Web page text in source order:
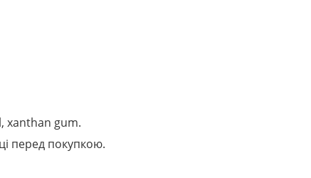
xanthan gum.
перед покупкою.